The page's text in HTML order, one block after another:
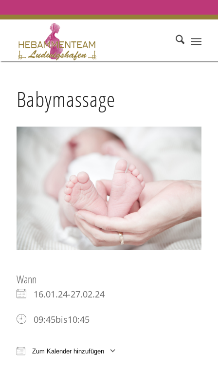
Babymassage
Wann
16.01.24-27.02.24
09:45bis10:45
Zum Kalender hinzufügen